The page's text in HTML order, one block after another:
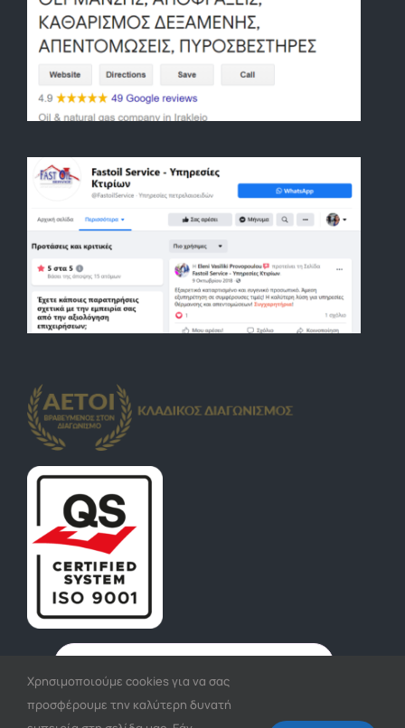
Χρησιμοποιούμε cookies για να σας
προσφέρουμε την καλύτερη δυνατή